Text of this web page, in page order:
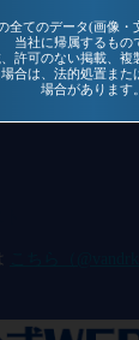
全てのデータ(画像・
当社に帰属するもの
許可のない掲載、複
合は、法的処置また
場合があります。
品 通信販売 コミ